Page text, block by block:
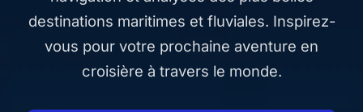
destinations maritimes et fluviales. Inspirez-
vous pour votre prochaine aventure en
croisière à travers le monde.